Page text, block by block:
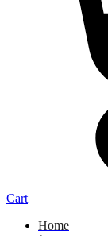
Cart
Home